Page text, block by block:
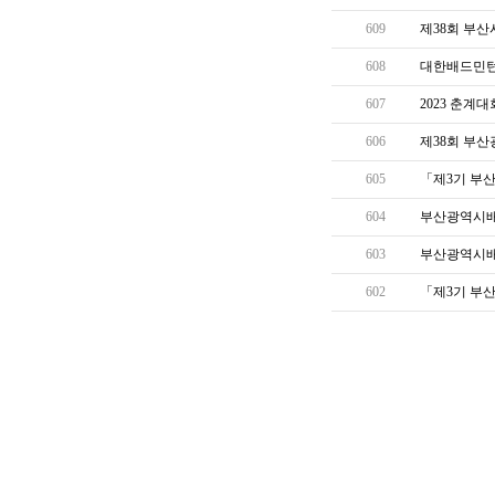
609 제38회 부산
608 대한배드민
607 2023 춘계대
606 제38회 부산
605 「제3기 부
604 부산광역시
603 부산광역시
602 「제3기 부